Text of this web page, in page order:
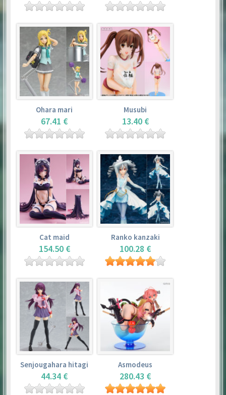
Ohara mari
67.41 €
Musubi
13.40 €
Cat maid
154.50 €
Ranko kanzaki
100.28 €
Senjougahara hitagi
44.34 €
Asmodeus
280.43 €